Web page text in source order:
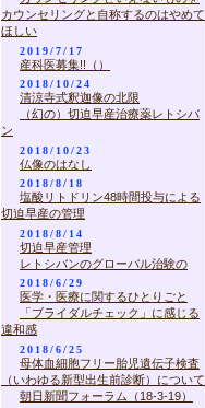
カウンセリングと自称するのはやめて
ほしい
2019/7/17
産科医募集!!（）
2018/10/24
清涼寺式釈迦像の北限
（幻の）切迫早産治療薬レトシバ
ン
2018/10/23
仏像のはなし
2018/8/18
塩酸リトドリン48時間投与による
切迫早産の管理
2018/8/14
切迫早産管理
レトシバンのグローバル治験の
2018/6/29
医学・医療に関するひとりごと
「ブライダルチェック」に感じる
違和感
2018/6/25
母体血細胞フリー胎児遺伝子検査
（いわゆる新型出生前診断）について
朝日新聞フォーラム（18-3-19）